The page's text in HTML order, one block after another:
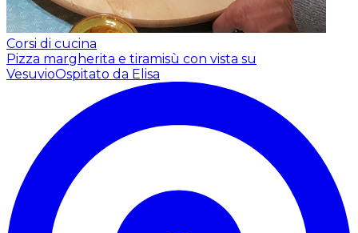
Corsi di cucina
Pizza margherita e tiramisù con vista su
VesuvioOspitato da Elisa